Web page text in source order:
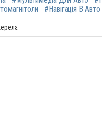
#Навігація В Авто